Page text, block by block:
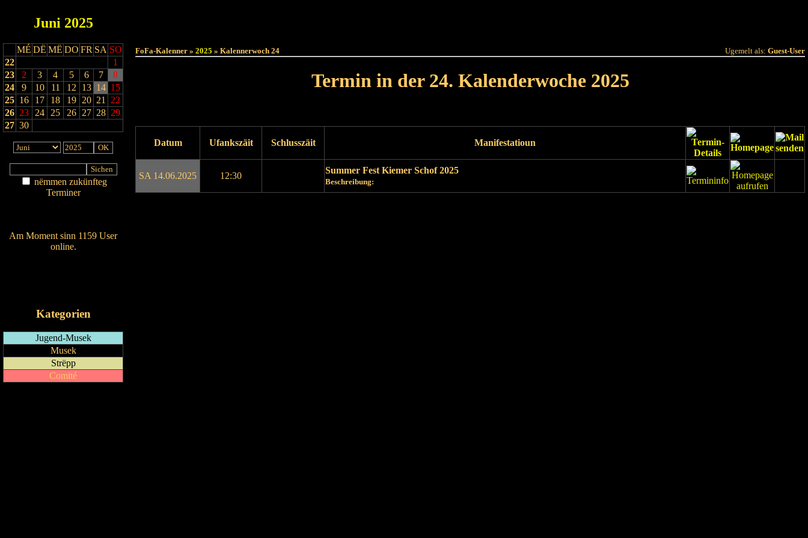
Juni 2025
MÉ DË MË DO FR SA SO
22
1
23
2 3 4 5 6 7
8
24
9 10 11 12 13 14 15
25 16 17 18 19 20 21
22
26 23 24 25 26 27 28 29
27 30
nëmmen zukünfteg
Terminer
Am Moment sinn 1159 User
online.
Kategorien
Jugend-Musek
Musek
Strëpp
Comité
FoFa-Kalenner » 2025 » Kalennerwoch 24 Ugemelt als: Guest-User
Termin in der 24. Kalenderwoche 2025
Datum Ufankszäit Schlusszäit Manifestatioun
SA 14.06.2025 12:30
Summer Fest Kiemer Schof 2025
Beschreibung: